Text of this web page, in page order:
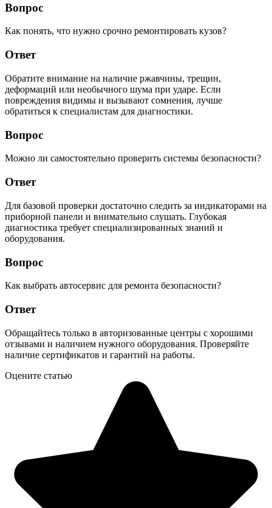
Вопрос
Как понять, что нужно срочно ремонтировать кузов?
Ответ
Обратите внимание на наличие ржавчины, трещин,
деформаций или необычного шума при ударе. Если
повреждения видимы и вызывают сомнения, лучше
обратиться к специалистам для диагностики.
Вопрос
Можно ли самостоятельно проверить системы безопасности?
Ответ
Для базовой проверки достаточно следить за индикаторами на
приборной панели и внимательно слушать. Глубокая
диагностика требует специализированных знаний и
оборудования.
Вопрос
Как выбрать автосервис для ремонта безопасности?
Ответ
Обращайтесь только в авторизованные центры с хорошими
отзывами и наличием нужного оборудования. Проверяйте
наличие сертификатов и гарантий на работы.
Оцените статью